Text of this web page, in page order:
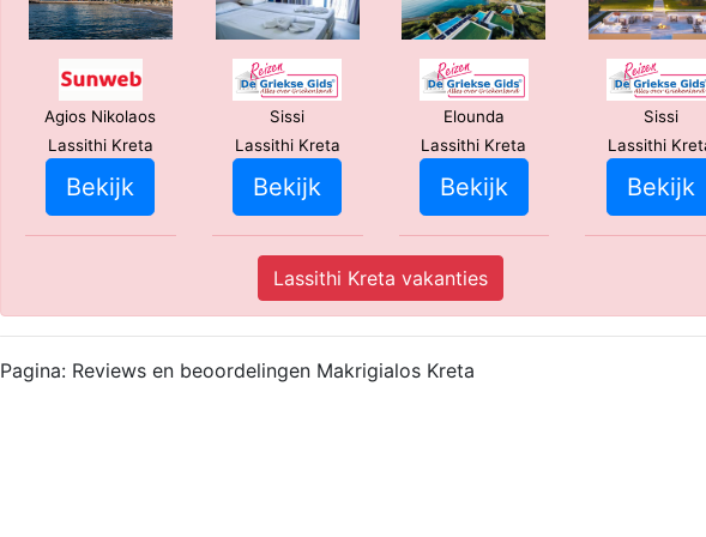
Agios Nikolaos
Lassithi Kreta
Bekijk
Sissi
Lassithi Kreta
Bekijk
Elounda
Lassithi Kreta
Bekijk
Sissi
Lassithi
Bekijk
Lassithi Kreta vakanties
Pagina: Reviews en beoordelingen Makrigialos Kreta